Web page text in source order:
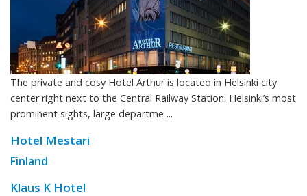
The private and cosy Hotel Arthur is located in Helsinki city
center right next to the Central Railway Station. Helsinki’s most
prominent sights, large departme ...
Hotel Mestari
Finland
Klaus K Hotel